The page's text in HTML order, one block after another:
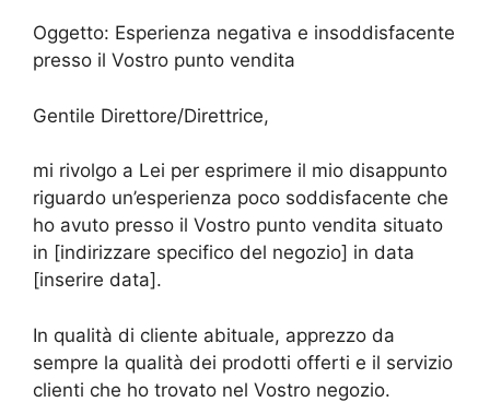
Oggetto: Esperienza negativa e insoddisfacente
presso il Vostro punto vendita
Gentile Direttore/Direttrice,
mi rivolgo a Lei per esprimere il mio disappunto
riguardo un’esperienza poco soddisfacente che
ho avuto presso il Vostro punto vendita situato
in [indirizzare specifico del negozio] in data
[inserire data].
In qualità di cliente abituale, apprezzo da
sempre la qualità dei prodotti offerti e il servizio
clienti che ho trovato nel Vostro negozio.